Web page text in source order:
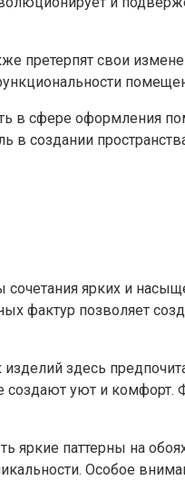
претерпят свои
сфере оформления
в создании
сочетания ярких и
фактур позволяет
здесь
создают уют и
яркие паттерны на
Особое